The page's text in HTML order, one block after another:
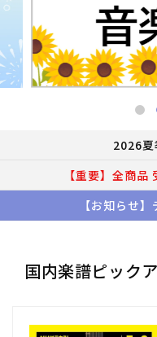
2026夏
【重要】全商
【お知らせ
国内楽譜ピック